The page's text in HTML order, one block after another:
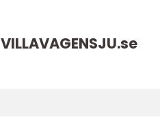
VILLAVAGENSJU.se